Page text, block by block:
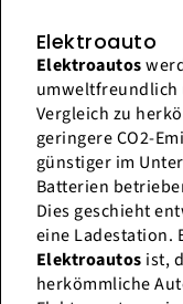
Elektroauto
Elektroautos
umweltfreundlich
Vergleich zu
geringere CO2-
günstiger im
Batterien
Dies geschieht
eine Ladestation.
Elektroautos ist,
herkömmliche